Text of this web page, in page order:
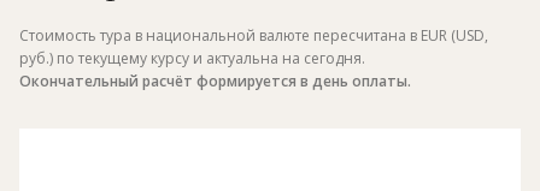
Стоимость тура в национальной валюте пересчитана в EUR (USD,
руб.) по текущему курсу и актуальна на сегодня.
Окончательный расчёт формируется в день оплаты.